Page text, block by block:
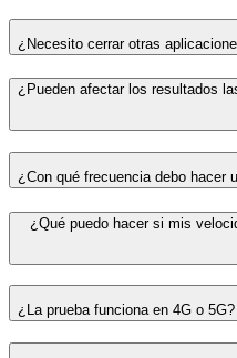
¿Necesito cerrar otras
¿Pueden afectar los resultados
¿Con qué frecuencia debo hacer
¿Qué puedo hacer si mis
¿La prueba funciona en 4G o 5G?